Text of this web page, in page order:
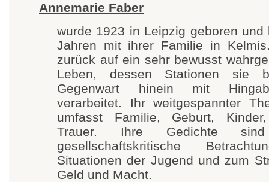
Annemarie Faber
wurde 1923 in Leipzig geboren und
Jahren mit ihrer Familie in
zurück auf ein sehr bewusst
Leben, dessen Stationen sie
Gegenwart hinein mit
verarbeitet. Ihr weitgespannter
umfasst Familie, Geburt,
Trauer. Ihre Gedichte
gesellschaftskritische
Situationen der Jugend und zum
Geld und Macht.